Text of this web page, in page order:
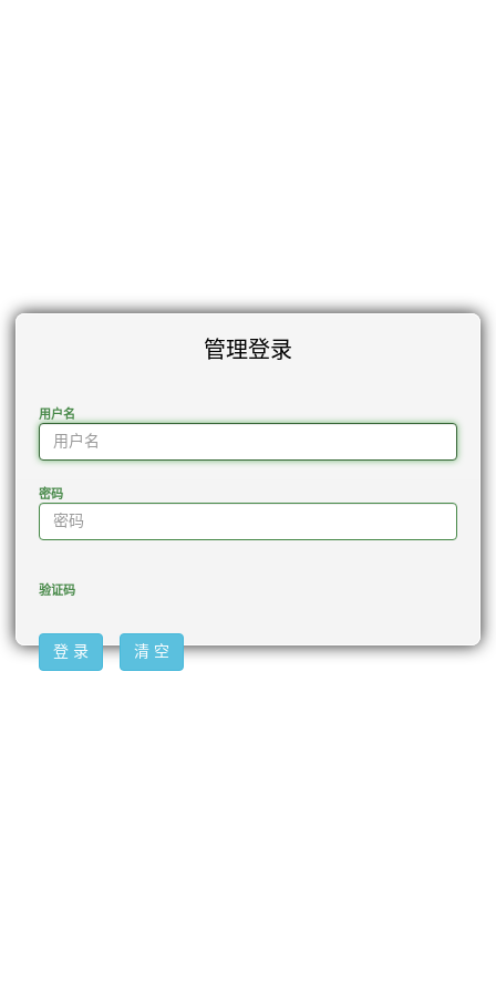
管理登录
用户名
密码
验证码
登 录 清 空